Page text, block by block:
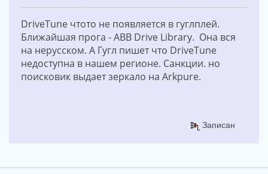
DriveTune чтото не появляется в гуглплей.
Ближайшая прога - ABB Drive Library. Она вся
на нерусском. А Гугл пишет что DriveTune
недоступна в нашем регионе. Санкции. но
поисковик выдает зеркало на Arkpure.
Записан